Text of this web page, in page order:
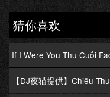
猜你喜欢
If I Were You Thu Cuối
【DJ夜猫提供】Chiều